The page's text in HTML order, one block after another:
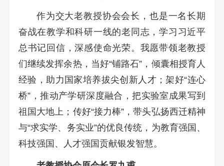
作为交大老教授协会会长，也是一名长期
奋战在教学和科研一线的老同志，学习习近平
总书记回信，深感使命光荣。我愿带领老教授
们继续发挥余热，当好“铺路石”，倾囊相授育人
经验，助力国家培养拔尖创新人才；架好“连心
桥”，推动产学研深度融合，把实验室成果写到
祖国大地上；传好“接力棒”，带头弘扬西迁精神
与“求实学、务实业”的优良传统，为教育强国、
科技强国、人才强国贡献银发智慧。